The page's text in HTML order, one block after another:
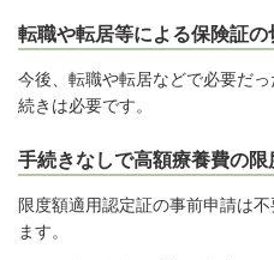
転職や転居等による保険証
今後、転職や転居などで必要だ
続きは必要です。
手続きなしで高額療養費の
限度額適用認定証の事前申請は
ます。